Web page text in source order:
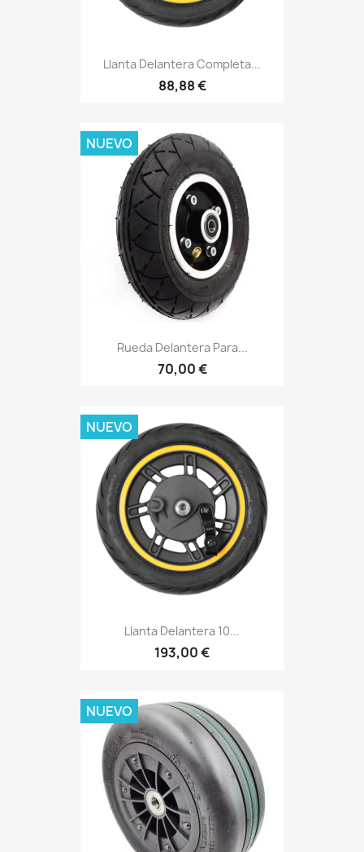
Llanta Delantera Completa...
88,88 €
Rueda Delantera Para...
70,00 €
NUEVO
Llanta Delantera 10...
193,00 €
NUEVO
NUEVO